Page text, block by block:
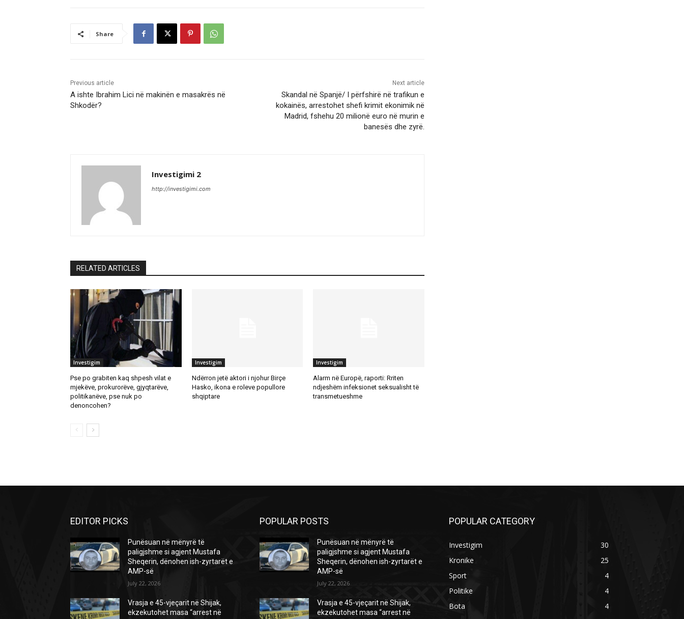
Share
Previous article
A ishte Ibrahim Lici në makinën e masakrës në
Shkodër?
Next article
Skandal në Spanjë/ I përfshirë në trafikun e
kokainës, arrestohet shefi krimit ekonimik në
Madrid, fshehu 20 milionë euro në murin e
banesës dhe zyrë.
Investigimi 2
http://investigimi.com
RELATED ARTICLES
Investigim
Pse po grabiten kaq shpesh vilat e
mjekëve, prokurorëve, gjyqtarëve,
politikanëve, pse nuk po
denoncohen?
Investigim
Ndërron jetë aktori i njohur Birçe
Hasko, ikona e roleve popullore
shqiptare
Investigim
Alarm në Europë, raporti: Rriten
ndjeshëm infeksionet seksualisht të
transmetueshme
EDITOR PICKS
Punësuan në mënyrë të
paligjshme si agjent Mustafa
Sheqerin, dënohen ish-zyrtarët e
AMP-së
July 22, 2026
Vrasja e 45-vjeçarit në Shijak,
ekzekutohet masa “arrest në
POPULAR POSTS
Punësuan në mënyrë të
paligjshme si agjent Mustafa
Sheqerin, dënohen ish-zyrtarët e
AMP-së
July 22, 2026
Vrasja e 45-vjeçarit në Shijak,
ekzekutohet masa “arrest në
POPULAR CATEGORY
Investigim
30
Kronike
25
Sport
4
Politike
4
Bota
4